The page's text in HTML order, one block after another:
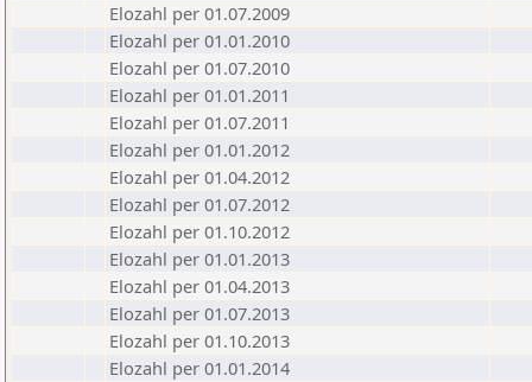
Elozahl per 01.07.2009
Elozahl per 01.01.2010
Elozahl per 01.07.2010
Elozahl per 01.01.2011
Elozahl per 01.07.2011
Elozahl per 01.01.2012
Elozahl per 01.04.2012
Elozahl per 01.07.2012
Elozahl per 01.10.2012
Elozahl per 01.01.2013
Elozahl per 01.04.2013
Elozahl per 01.07.2013
Elozahl per 01.10.2013
Elozahl per 01.01.2014